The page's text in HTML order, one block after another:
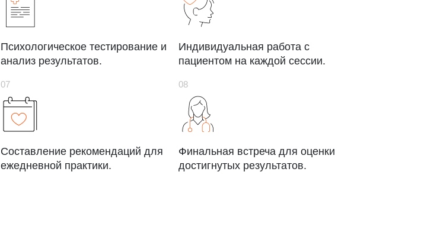
Психологическое тестирование и
анализ результатов.
Индивидуальная работа с
пациентом на каждой сессии.
Составление рекомендаций для
ежедневной практики.
Финальная встреча для оценки
достигнутых результатов.